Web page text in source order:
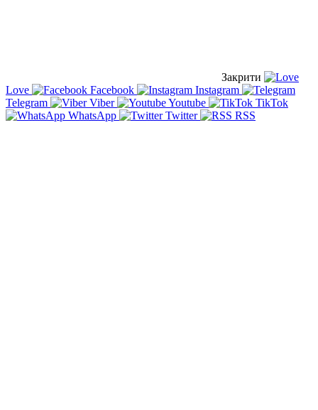
Закрити
Love
Facebook
Instagram
Telegram
Viber Youtube
TikTok
WhatsApp
Twitter RSS